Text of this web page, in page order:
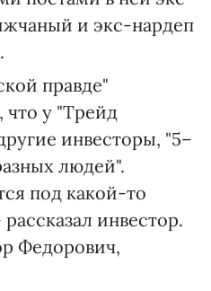
и экс-нардеп
правде"
у "Трейд
инвесторы, "5–
людей".
под какой-то
инвестор.
Федорович,